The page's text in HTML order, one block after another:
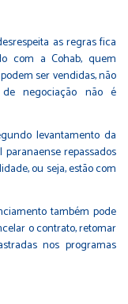
as regras fica
com a Cohab, quem
ser vendidas, não
negociação não é
levantamento da
repassados
ou seja, estão com
também pode
o contrato, retomar
nos programas